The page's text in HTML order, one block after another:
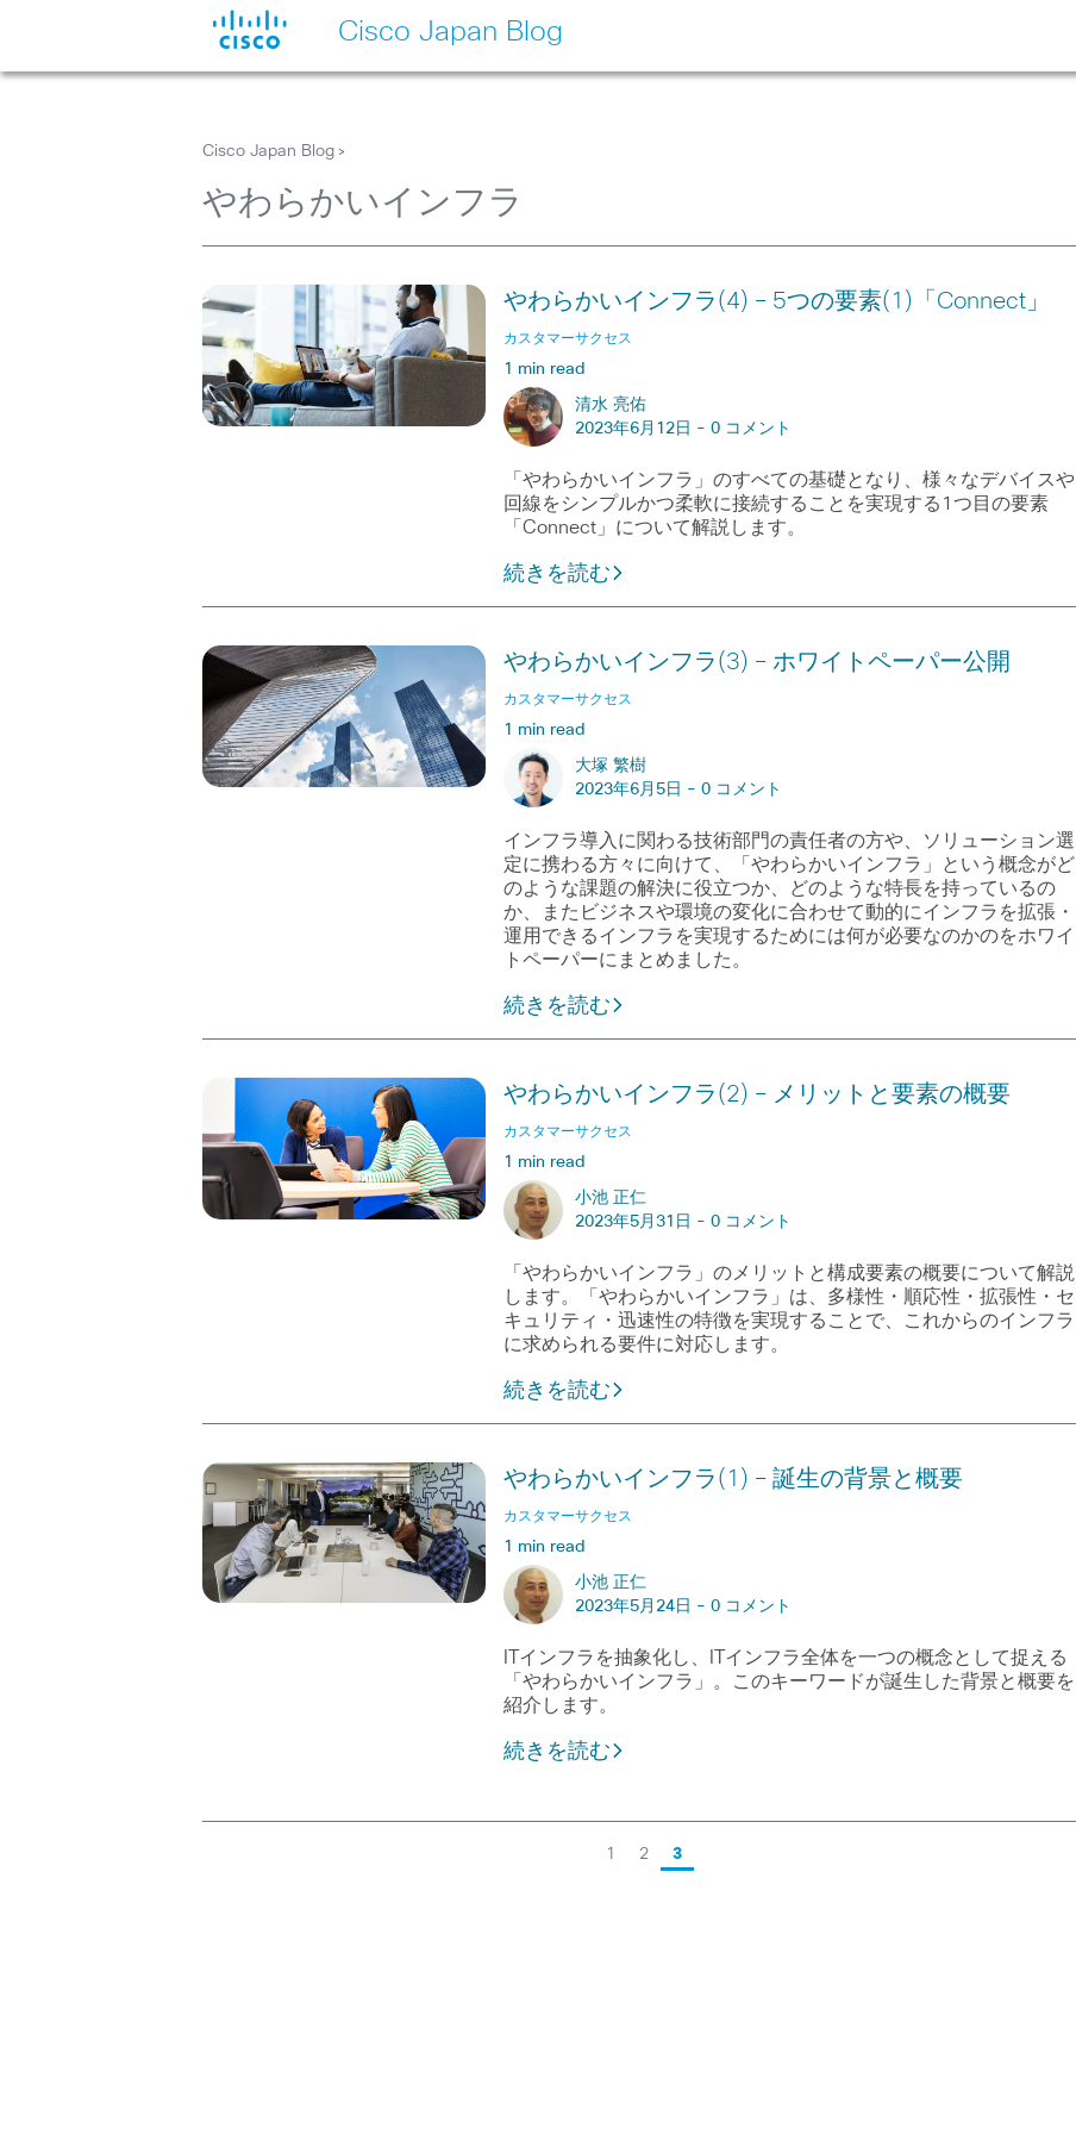
Cisco Japan Blog
Cisco Japan Blog >
やわらかいインフラ
やわらかいインフラ(4) – 5つの要素(1)「Connect」
カスタマーサクセス
1 min read
清水 亮佑
2023年6月12日 - 0 コメント
「やわらかいインフラ」のすべての基礎となり、様々なデバイスや
回線をシンプルかつ柔軟に接続することを実現する1つ目の要素
「Connect」について解説します。
続きを読む
やわらかいインフラ(3) – ホワイトペーパー公開
カスタマーサクセス
1 min read
大塚 繁樹
2023年6月5日 - 0 コメント
インフラ導入に関わる技術部門の責任者の方や、ソリューション選
定に携わる方々に向けて、「やわらかいインフラ」という概念がど
のような課題の解決に役立つか、どのような特長を持っているの
か、またビジネスや環境の変化に合わせて動的にインフラを拡張・
運用できるインフラを実現するためには何が必要なのかのをホワイ
トペーパーにまとめました。
続きを読む
やわらかいインフラ(2) – メリットと要素の概要
カスタマーサクセス
1 min read
小池 正仁
2023年5月31日 - 0 コメント
「やわらかいインフラ」のメリットと構成要素の概要について解説
します。「やわらかいインフラ」は、多様性・順応性・拡張性・セ
キュリティ・迅速性の特徴を実現することで、これからのインフラ
に求められる要件に対応します。
続きを読む
やわらかいインフラ(1) – 誕生の背景と概要
カスタマーサクセス
1 min read
小池 正仁
2023年5月24日 - 0 コメント
ITインフラを抽象化し、ITインフラ全体を一つの概念として捉える
「やわらかいインフラ」。このキーワードが誕生した背景と概要を
紹介します。
続きを読む
1 2 3